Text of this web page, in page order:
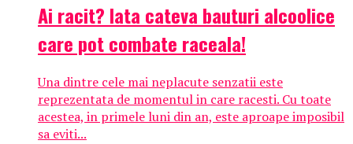
Ai racit? Iata cateva bauturi alcoolice
care pot combate raceala!
Una dintre cele mai neplacute senzatii este
reprezentata de momentul in care racesti. Cu toate
acestea, in primele luni din an, este aproape imposibil
sa eviti...